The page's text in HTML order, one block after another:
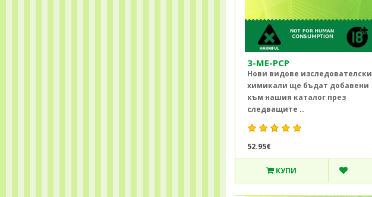
3-ME-PCP
Нови видове изследователски
химикали ще бъдат добавени
към нашия каталог през
следващите ..
52.95€
КУПИ